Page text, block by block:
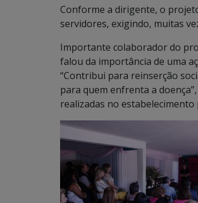
Conforme a dirigente, o
servidores, exigindo, muitas
Importante colaborador do
falou da importância de uma
“Contribui para reinserção
para quem enfrenta a
realizadas no estabelecimento